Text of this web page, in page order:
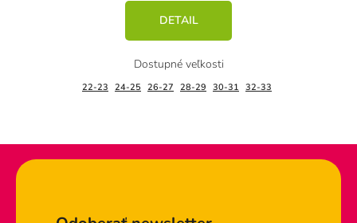
DETAIL
22-23 24-25 26-27 28-29 30-31 32-33